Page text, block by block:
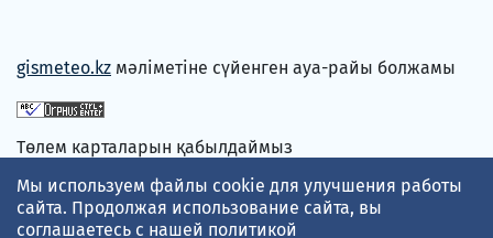
gismeteo.kz мәліметіне сүйенген ауа-райы болжамы
Төлем карталарын қабылдаймыз
Мы используем файлы cookie для улучшения работы
сайта. Продолжая использование сайта, вы
соглашаетесь с нашей политикой